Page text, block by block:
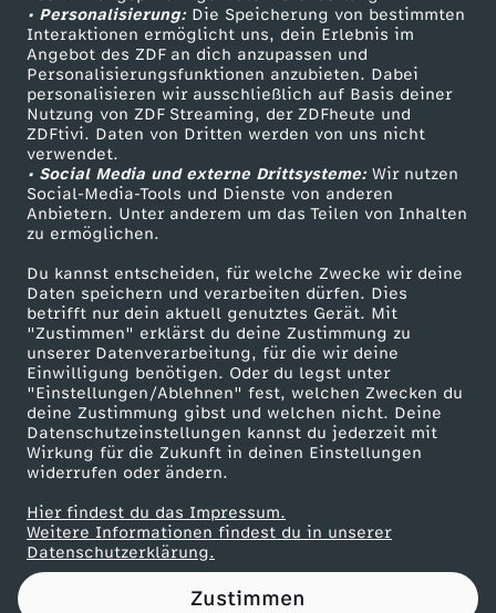
• Personalisierung:Die Speicherung von bestimmten
Interaktionen ermöglicht uns, dein Erlebnis im
Angebot des ZDF an dich anzupassen und
Personalisierungsfunktionen anzubieten. Dabei
personalisieren wir ausschließlich auf Basis deiner
Nutzung von ZDF Streaming, der ZDFheute und
ZDFtivi. Daten von Dritten werden von uns nicht
verwendet.
• Social Media und externe Drittsysteme:Wir nutzen
Social-Media-Tools und Dienste von anderen
Anbietern. Unter anderem um das Teilen von Inhalten
zu ermöglichen.
Du kannst entscheiden, für welche Zwecke wir deine
Daten speichern und verarbeiten dürfen. Dies
betrifft nur dein aktuell genutztes Gerät. Mit
"Zustimmen" erklärst du deine Zustimmung zu
unserer Datenverarbeitung, für die wir deine
Einwilligung benötigen. Oder du legst unter
"Einstellungen/Ablehnen" fest, welchen Zwecken du
deine Zustimmung gibst und welchen nicht. Deine
Datenschutzeinstellungen kannst du jederzeit mit
Wirkung für die Zukunft in deinen Einstellungen
widerrufen oder ändern.
Hier findest du das Impressum.
Weitere Informationen findest du in unserer
Datenschutzerklärung.
Zustimmen
S
p
o
r
t
f
ö
r
d
e
r
Sendungen A-Z
TV-Programm
Hilfe
ZDF Unternehmen
Karriere
ZDF goes Schule
Werbefernsehen
Mainzelmännchen
Partner